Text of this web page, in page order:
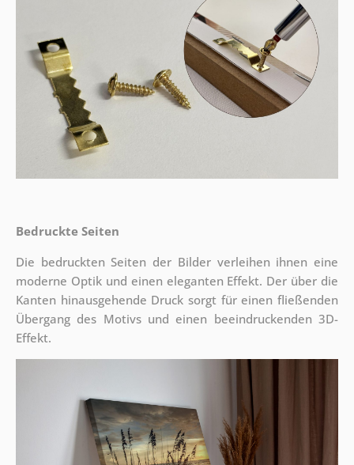
Bedruckte Seiten
Die bedruckten Seiten der Bilder verleihen ihnen eine
moderne Optik und einen eleganten Effekt. Der über die
Kanten hinausgehende Druck sorgt für einen fließenden
Übergang des Motivs und einen beeindruckenden 3D-
Effekt.